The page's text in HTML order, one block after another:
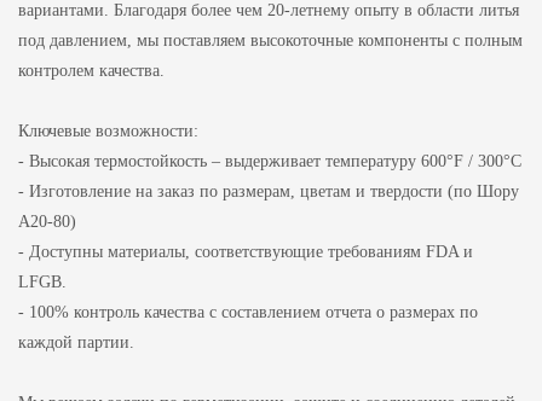
вариантами. Благодаря более чем 20-летнему опыту в области литья
под давлением, мы поставляем высокоточные компоненты с полным
контролем качества.
Ключевые возможности:
- Высокая термостойкость – выдерживает температуру 600°F / 300°C
- Изготовление на заказ по размерам, цветам и твердости (по Шору
А20-80)
- Доступны материалы, соответствующие требованиям FDA и
LFGB.
- 100% контроль качества с составлением отчета о размерах по
каждой партии.